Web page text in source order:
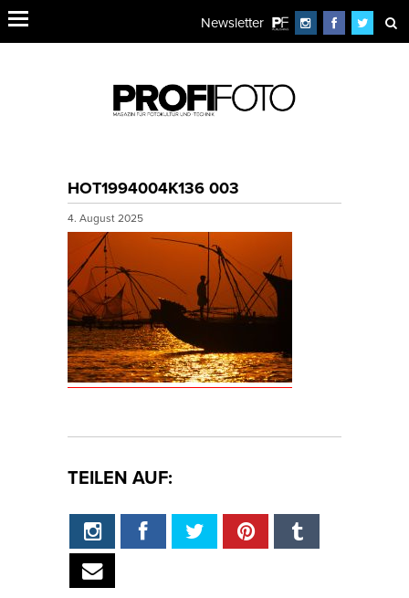
Newsletter
HOT1994004K136 003
4. August 2025
TEILEN AUF: